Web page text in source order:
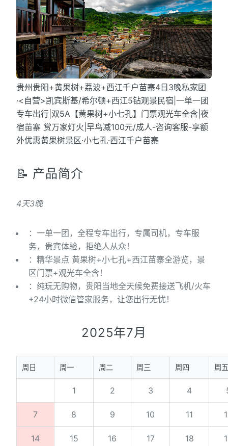
贵州贵阳+黄果树+荔波+西江千户苗寨4日3晚私家团
·<自营>凯宾斯基/希尔顿+西江5钻观景民宿|一单一团
专车出行|双5A【黄果树+小七孔】门票观光车全含|夜
宿苗寨 赏万家灯火|早鸟减100元/成人-咨询客服-享额
外优惠黄果树景区·小七孔·西江千户苗寨
📝 产品简介
4天3晚
：一单一团，全程专车出行，专属司机，专车服
务，贵宾体验，拒绝人从众！
：精华景点 黄果树+小七孔+西江苗寨全游览，景
区门票+观光车全含！
：纯玩无购物，贵阳当地全天候免费接送飞机/火车
+24小时微信管家服务，让您出行无忧！
2025年7月
周日 周一 周二 周三 周四 周五
1 2 3 4
7 8 9 10 11
14 15 16
17
18